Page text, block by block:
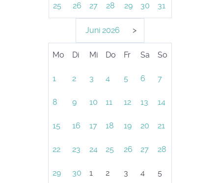
25 26 27 28 29 30 31
Juni 2026 >
Mo Di Mi Do Fr Sa So
1 2 3 4 5 6 7
8 9 10 11 12 13 14
15 16 17 18 19 20 21
22 23 24 25 26 27 28
29 30 1 2 3 4 5